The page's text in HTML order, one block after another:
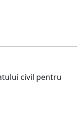
civil pentru